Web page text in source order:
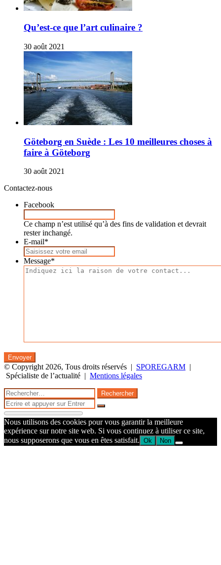
Qu’est-ce que l’art culinaire ?
30 août 2021
Göteborg en Suède : Les 10 meilleures choses à
faire à Göteborg
30 août 2021
Contactez-nous
Facebook
Ce champ n’est utilisé qu’à des fins de validation et devrait
rester inchangé.
E-mail*
Message*
© Copyright 2026, Tous droits réservés | SPOREGARM |
Spécialiste de l’actualité | Mentions légales
Facebook
Twitter
WhatsApp
Telegram
Bouton
retour
en
haut
de
la
page
Fermer
Rechercher :
Fermer
Rechercher
Nous utilisons des cookies pour vous garantir la meilleure
expérience sur notre site web. Si vous continuez à utiliser ce site,
nous supposerons que vous en êtes satisfait. Ok Non